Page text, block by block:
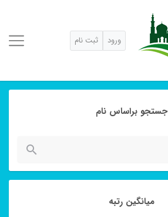
ورود ثبت نام
جستجو براساس نام
میانگین رتبه